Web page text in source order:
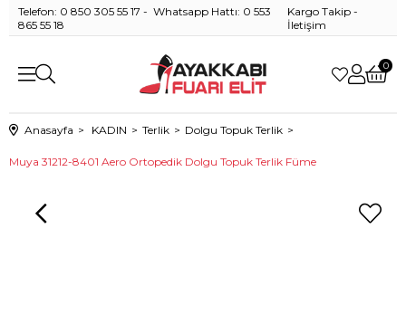
Telefon: 0 850 305 55 17 - Whatsapp Hattı: 0 553
865 55 18
Kargo Takip -
İletişim
0
Anasayfa KADIN Terlik Dolgu Topuk Terlik
Muya 31212-8401 Aero Ortopedik Dolgu Topuk Terlik Füme